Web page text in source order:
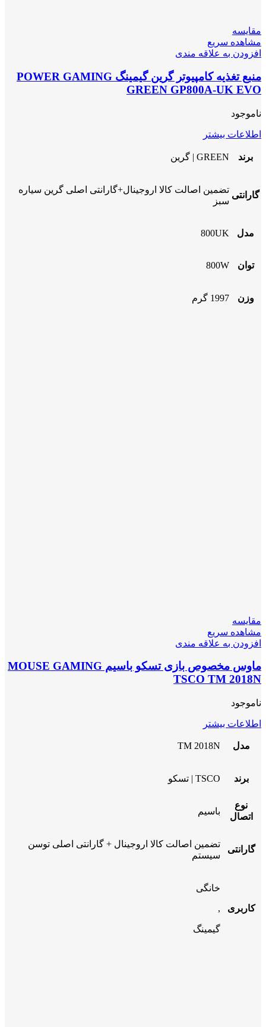
مقایسه
مشاهده سریع
افزودن به علاقه مندی
منبع تغذیه کامپیوتر گرین گیمینگ POWER GAMING
GREEN GP800A-UK EVO
ناموجود
اطلاعات بیشتر
برند GREEN | گرین
گارانتی
تضمین اصالت کالا اروجینال+گارانتی اصلی گرین سیاره
سبز
مدل 800UK
توان 800W
وزن 1997 گرم
مقایسه
مشاهده سریع
افزودن به علاقه مندی
ماوس مخصوص بازی تسکو باسیم MOUSE GAMING
TSCO TM 2018N
ناموجود
اطلاعات بیشتر
مدل TM 2018N
برند TSCO | تسکو
نوع
اتصال
باسیم
گارانتی
تضمین اصالت کالا اروجینال + گارانتی اصلی توسن
سیستم
کاربری
خانگی
,
گیمینگ